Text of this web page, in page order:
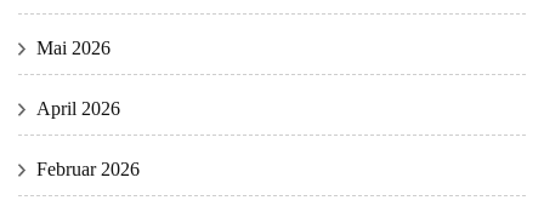
Mai 2026
April 2026
Februar 2026